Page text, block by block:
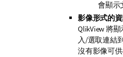
會顯示
影像形式的
QlikView 將
入/選取連結
沒有影像可